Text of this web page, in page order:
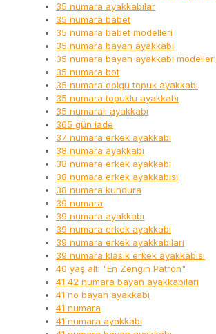
35 numara ayakkabılar
35 numara babet
35 numara babet modelleri
35 numara bayan ayakkabı
35 numara bayan ayakkabı modelleri
35 numara bot
35 numara dolgu topuk ayakkabı
35 numara topuklu ayakkabı
35 numaralı ayakkabı
365 gün iade
37 numara erkek ayakkabı
38 numara ayakkabı
38 numara erkek ayakkabı
38 numara erkek ayakkabısı
38 numara kundura
39 numara
39 numara ayakkabı
39 numara erkek ayakkabı
39 numara erkek ayakkabıları
39 numara klasik erkek ayakkabısı
40 yaş altı "En Zengin Patron"
41 42 numara bayan ayakkabıları
41 no bayan ayakkabı
41 numara
41 numara ayakkabı